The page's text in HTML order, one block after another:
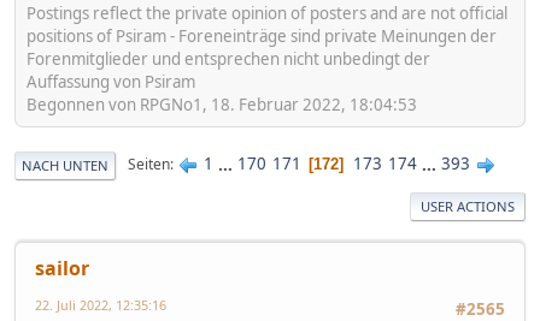
Postings reflect the private opinion of posters and are not official
positions of Psiram - Foreneinträge sind private Meinungen der
Forenmitglieder und entsprechen nicht unbedingt der
Auffassung von Psiram
Begonnen von RPGNo1, 18. Februar 2022, 18:04:53
NACH UNTEN Seiten 1 ... 170 171 172 173 174 ... 393
USER ACTIONS
sailor
#2565
22. Juli 2022, 12:35:16